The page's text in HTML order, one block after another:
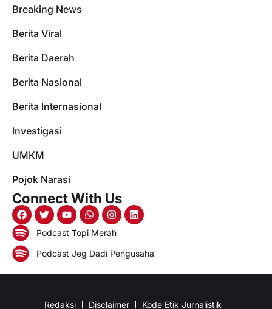
Breaking News
Berita Viral
Berita Daerah
Berita Nasional
Berita Internasional
Investigasi
UMKM
Pojok Narasi
Connect With Us
Podcast Topi Merah
Podcast Jeg Dadi Pengusaha
Redaksi Disclaimer Kode Etik Jurnalistik